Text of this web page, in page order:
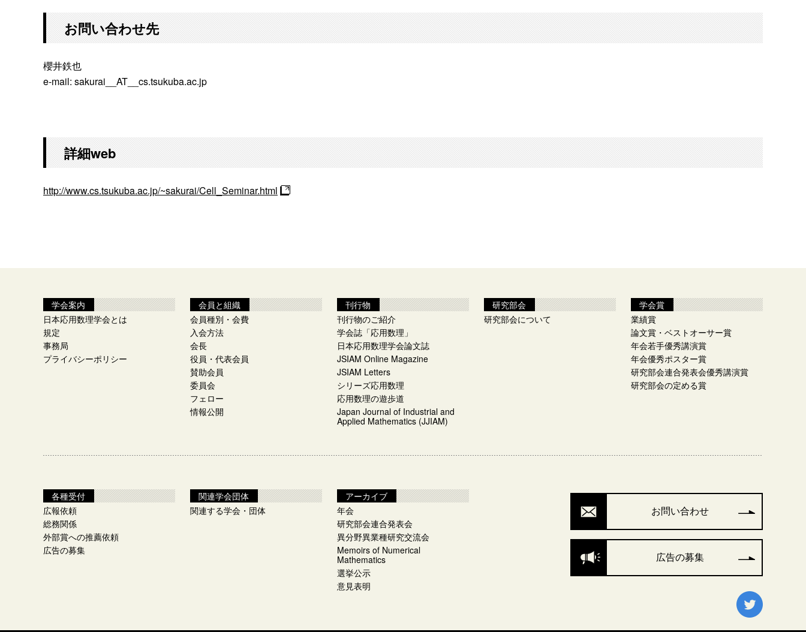
お問い合わせ先
櫻井鉄也
e-mail: sakurai__AT__cs.tsukuba.ac.jp
詳細web
http://www.cs.tsukuba.ac.jp/~sakurai/Cell_Seminar.html
学会案内
日本応用数理学会とは
規定
事務局
プライバシーポリシー
会員と組織
会員種別・会費
入会方法
会長
役員・代表会員
賛助会員
委員会
フェロー
情報公開
刊行物
刊行物のご紹介
学会誌「応用数理」
日本応用数理学会論文誌
JSIAM Online Magazine
JSIAM Letters
シリーズ応用数理
応用数理の遊歩道
Japan Journal of Industrial and
Applied Mathematics (JJIAM)
研究部会
研究部会について
学会賞
業績賞
論文賞・ベストオーサー賞
年会若手優秀講演賞
年会優秀ポスター賞
研究部会連合発表会優秀講演賞
研究部会の定める賞
各種受付
広報依頼
総務関係
外部賞への推薦依頼
広告の募集
関連学会団体
関連する学会・団体
アーカイブ
年会
研究部会連合発表会
異分野異業種研究交流会
Memoirs of Numerical
Mathematics
選挙公示​
意見表明
お問い合わせ
広告の募集